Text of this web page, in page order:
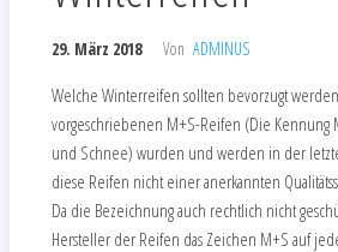
29. März 2018 Von ADMINUS
Welche Winterreifen sollten bevorzugt
vorgeschriebenen M+S-Reifen (Die Kennung
und Schnee) wurden und werden in der
diese Reifen nicht einer anerkannten
Da die Bezeichnung auch rechtlich nicht
Hersteller der Reifen das Zeichen M+S auf